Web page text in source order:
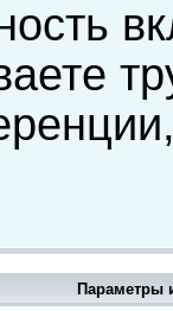
Параметры